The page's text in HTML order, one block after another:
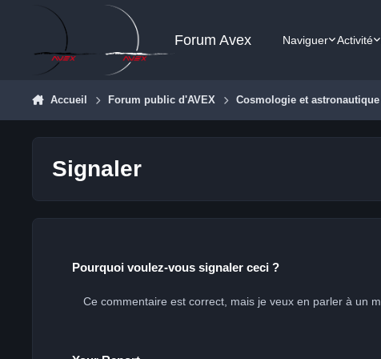
Aller au contenu
Forum Avex Naviguer Activité
Accueil Forum public d'AVEX Cosmologie et astronautique
Signaler
Pourquoi voulez-vous signaler ceci ?